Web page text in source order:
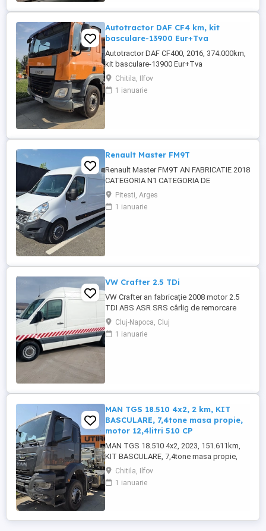
material lemnos forestier , mărfuri
Autotractor DAF CF4 km, kit
basculare-13900 Eur+Tva
Autotractor DAF CF400, 2016, 374.000km,
kit basculare-13900 Eur+Tva
Chitila, Ilfov
1 ianuarie
Renault Master FM9T
Renault Master FM9T AN FABRICATIE 2018
CATEGORIA N1 CATEGORIA DE
FOLOSINTA AUTOUTILITARA N1
CAROSERIE BB FURGON PUTERE KW 96
TIP COMBUSTIBIL MOTORINA NORMA DE
Pitesti, Arges
1 ianuarie
VW Crafter 2.5 TDi
VW Crafter an fabricație 2008 motor 2.5
TDI ABS ASR SRS cârlig de remorcare
Cluj-Napoca, Cluj
1 ianuarie
MAN TGS 18.510 4x2, 2 km, KIT
BASCULARE, 7,4tone masa propie,
motor 12,4litri 510 CP
MAN TGS 18.510 4x2, 2023, 151.611km,
KIT BASCULARE, 7,4tone masa propie,
motor 12,4litri 510 CP
Chitila, Ilfov
1 ianuarie